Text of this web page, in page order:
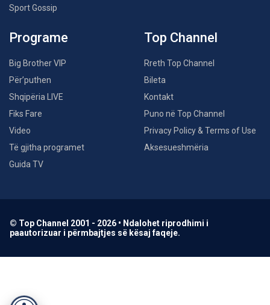
Sport Gossip
Programe
Big Brother VIP
Për’puthen
Shqipëria LIVE
Fiks Fare
Video
Të gjitha programet
Guida TV
Top Channel
Rreth Top Channel
Bileta
Kontakt
Puno në Top Channel
Privacy Policy & Terms of Use
Aksesueshmëria
© Top Channel 2001 - 2026 • Ndalohet riprodhimi i
paautorizuar i përmbajtjes së kësaj faqeje.